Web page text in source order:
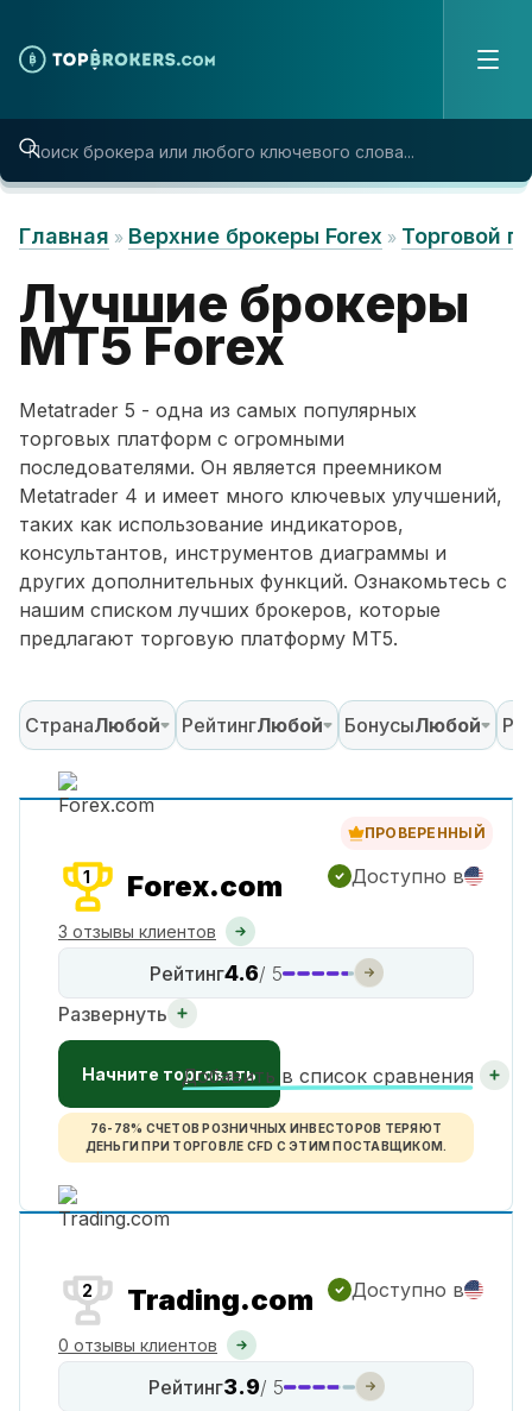
Главная » Верхние брокеры Forex » Торговой
Лучшие брокеры
MT5 Forex
Metatrader 5 - одна из самых популярных
торговых платформ с огромными
последователями. Он является преемником
Metatrader 4 и имеет много ключевых улучшений,
таких как использование индикаторов,
консультантов, инструментов диаграммы и
других дополнительных функций. Ознакомьтесь с
нашим списком лучших брокеров, которые
предлагают торговую платформу MT5.
СтранаЛюбой РейтингЛюбой БонусыЛюбой
ПРОВЕРЕННЫЙ
Доступно в
1 Forex.com
3 отзывы клиентов
Рейтинг4.6/ 5
Развернуть
Начните торговать
76-78% СЧЕТОВ РОЗНИЧНЫХ ИНВЕСТОРОВ ТЕРЯЮТ
ДЕНЬГИ ПРИ ТОРГОВЛЕ CFD С ЭТИМ ПОСТАВЩИКОМ.
Добавить в список сравнения
Доступно в
2 Trading.com
0 отзывы клиентов
Рейтинг3.9/ 5